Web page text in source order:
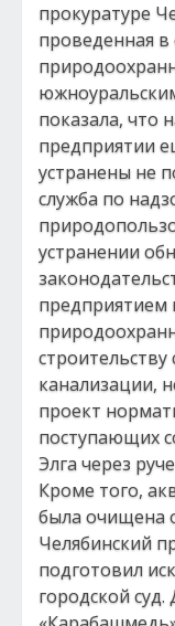
прокуратуре
проведенная
показала, что
предприятии
устранены не
служба по
устранении
канализации,
проект
поступающих
Элга через
Кроме того,
была очищена
Челябинский
подготовил
городской